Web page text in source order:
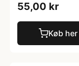
55,00 kr
Køb her